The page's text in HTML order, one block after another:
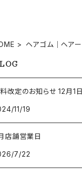
ヘアゴム｜ヘア
改定のお知らせ 12月1
11/19
店舗営業日
7/22